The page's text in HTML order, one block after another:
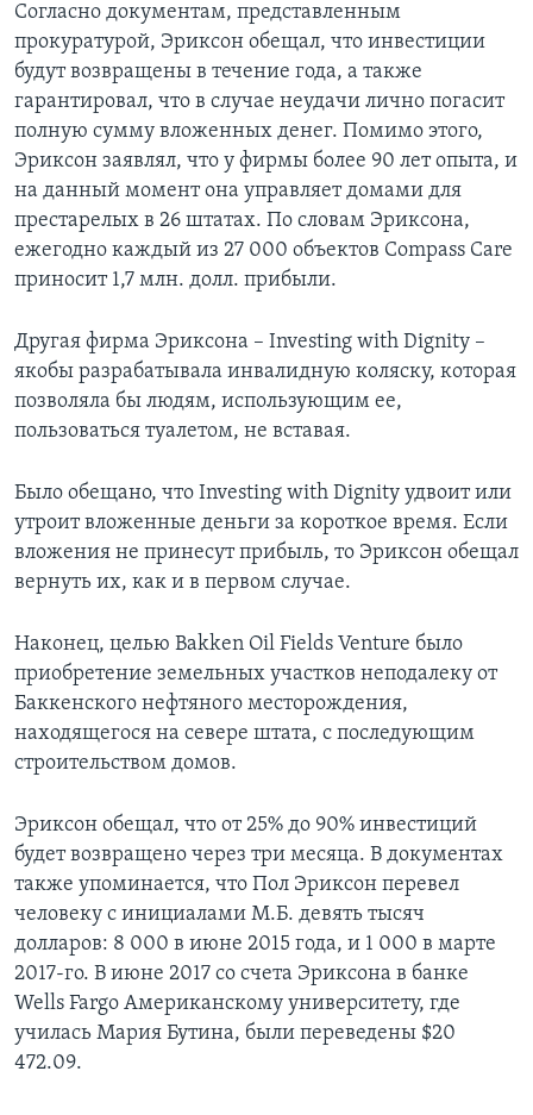
Согласно документам, представленным
прокуратурой, Эриксон обещал, что инвестиции
будут возвращены в течение года, а также
гарантировал, что в случае неудачи лично погасит
полную сумму вложенных денег. Помимо этого,
Эриксон заявлял, что у фирмы более 90 лет опыта, и
на данный момент она управляет домами для
престарелых в 26 штатах. По словам Эриксона,
ежегодно каждый из 27 000 объектов Compass Care
приносит 1,7 млн. долл. прибыли.
Другая фирма Эриксона – Investing with Dignity –
якобы разрабатывала инвалидную коляску, которая
позволяла бы людям, использующим ее,
пользоваться туалетом, не вставая.
Было обещано, что Investing with Dignity удвоит или
утроит вложенные деньги за короткое время. Если
вложения не принесут прибыль, то Эриксон обещал
вернуть их, как и в первом случае.
Наконец, целью Bakken Oil Fields Venture было
приобретение земельных участков неподалеку от
Баккенского нефтяного месторождения,
находящегося на севере штата, с последующим
строительством домов.
Эриксон обещал, что от 25% до 90% инвестиций
будет возвращено через три месяца. В документах
также упоминается, что Пол Эриксон перевел
человеку с инициалами М.Б. девять тысяч
долларов: 8 000 в июне 2015 года, и 1 000 в марте
2017-го. В июне 2017 со счета Эриксона в банке
Wells Fargo Американскому университету, где
училась Мария Бутина, были переведены $20
472.09.